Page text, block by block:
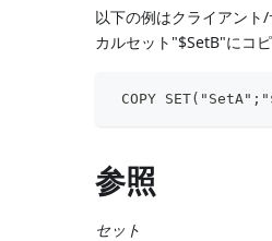
以下の例はクライアント
カルセット"$SetB"にコ
COPY
参照
セット